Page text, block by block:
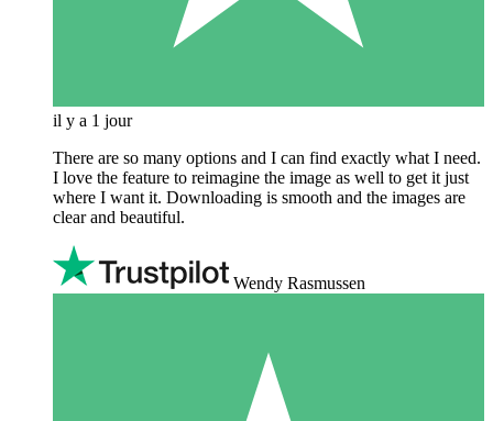
il y a 1 jour
There are so many options and I can find exactly what I need.
I love the feature to reimagine the image as well to get it just
where I want it. Downloading is smooth and the images are
clear and beautiful.
Wendy Rasmussen